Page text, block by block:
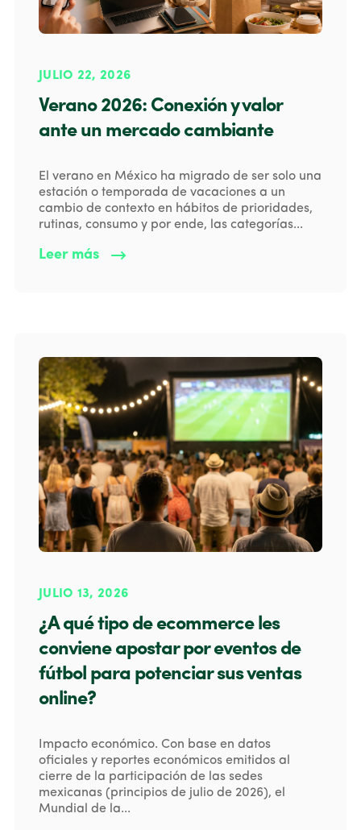
JULIO 22, 2026
Verano 2026: Conexión y valor
ante un mercado cambiante
El verano en México ha migrado de ser solo una
estación o temporada de vacaciones a un
cambio de contexto en hábitos de prioridades,
rutinas, consumo y por ende, las categorías...
Leer más
JULIO 13, 2026
¿A qué tipo de ecommerce les
conviene apostar por eventos de
fútbol para potenciar sus ventas
online?
Impacto económico. Con base en datos
oficiales y reportes económicos emitidos al
cierre de la participación de las sedes
mexicanas (principios de julio de 2026), el
Mundial de la...